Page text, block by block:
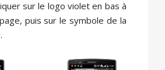
sur le logo violet en bas à
puis sur le symbole de la